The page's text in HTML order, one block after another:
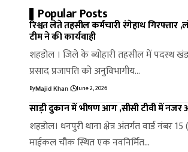
Popular Posts
रिश्वत लेते तहसील कर्मचारी रंगेहाथ गिरफ्तार
टीम ने की कार्यवाही
शहडोल । जिले के ब्योहारी तहसील में
प्रसाद प्रजापति को अनुविभागीय…
ByMajid Khan June 2, 2026
साड़ी दुकान में भीषण आग ,सीसी टीवी में नजर
शहडोल। धनपुरी थाना क्षेत्र अंतर्गत वार्ड नंबर 15
माईकल चौक स्थित एक नवनिर्मित…